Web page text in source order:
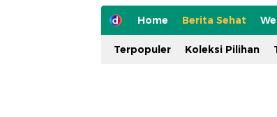
Home Berita Sehat
Terpopuler Koleksi Pilihan